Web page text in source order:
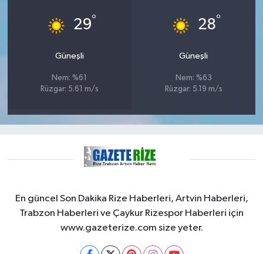
29°
Güneşli
Nem: %61
Rüzgar: 5.61 m/s
28°
Güneşli
Nem: %63
Rüzgar: 5.19 m/s
En güncel Son Dakika Rize Haberleri, Artvin Haberleri,
Trabzon Haberleri ve Çaykur Rizespor Haberleri için
www.gazeterize.com size yeter.